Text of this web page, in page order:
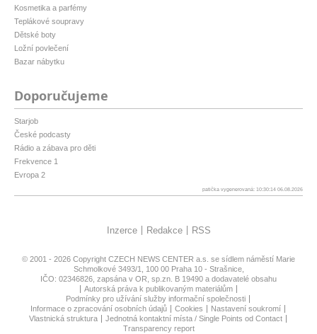
Kosmetika a parfémy
Teplákové soupravy
Dětské boty
Ložní povlečení
Bazar nábytku
Doporučujeme
Starjob
České podcasty
Rádio a zábava pro děti
Frekvence 1
Evropa 2
patička vygenerovaná: 10:30:14 06.08.2026
Inzerce Redakce RSS
© 2001 - 2026 Copyright CZECH NEWS CENTER a.s. se sídlem náměstí Marie
Schmolkové 3493/1, 100 00 Praha 10 - Strašnice,
IČO: 02346826, zapsána v OR, sp.zn. B 19490 a dodavatelé obsahu
Autorská práva k publikovaným materiálům
Podmínky pro užívání služby informační společnosti
Informace o zpracování osobních údajů
Cookies
Nastavení soukromí
Vlastnická struktura
Jednotná kontaktní místa / Single Points od Contact
Transparency report